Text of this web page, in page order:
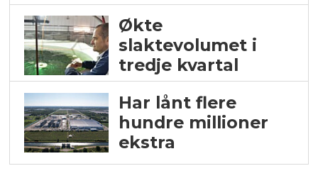
Økte
slaktevolumet i
tredje kvartal
Har lånt flere
hundre millioner
ekstra